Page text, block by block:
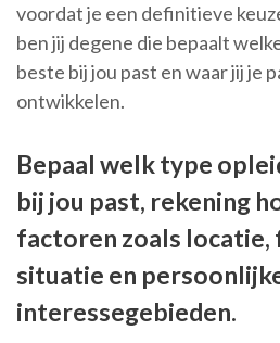
voordat je een definitieve
ben jij degene die bepaalt
beste bij jou past en waar jij je
ontwikkelen.
Bepaal welk type
bij jou past, rekening
factoren zoals locatie,
situatie en
interessegebieden.